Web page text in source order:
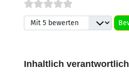
Bitte bewerten
Inhaltlich verantwortlich